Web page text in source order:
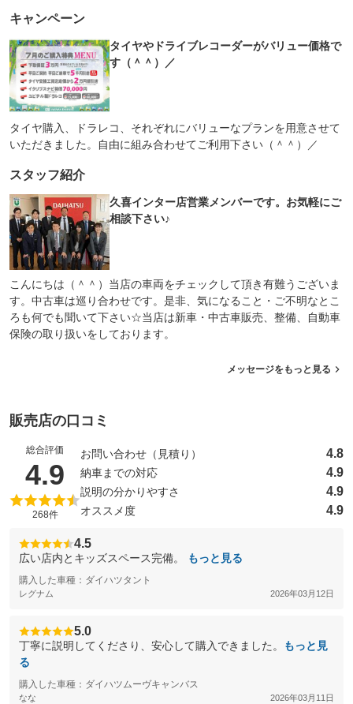
キャンペーン
タイヤやドライブレコーダーがバリュー価格で
す（＾＾）／
タイヤ購入、ドラレコ、それぞれにバリューなプランを用意させて
いただきました。自由に組み合わせてご利用下さい（＾＾）／
スタッフ紹介
久喜インター店営業メンバーです。お気軽にご
相談下さい♪
こんにちは（＾＾）当店の車両をチェックして頂き有難うございま
す。中古車は巡り合わせです。是非、気になること・ご不明なとこ
ろも何でも聞いて下さい☆当店は新車・中古車販売、整備、自動車
保険の取り扱いをしております。
メッセージをもっと見る
販売店の口コミ
総合評価
4.9 （5点満点中）
268件
お問い合わせ（見積り） 4.8
納車までの対応 4.9
説明の分かりやすさ 4.9
オススメ度 4.9
4.5
広い店内とキッズスペース完備。 もっと見る
購入した車種：ダイハツタント
レグナム 2026年03月12日
5.0
丁寧に説明してくださり、安心して購入できました。
もっと見
る
購入した車種：ダイハツムーヴキャンバス
なな 2026年03月11日